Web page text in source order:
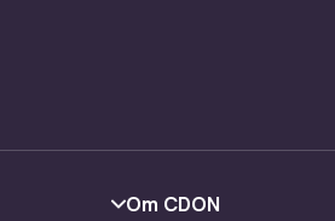
Om CDON